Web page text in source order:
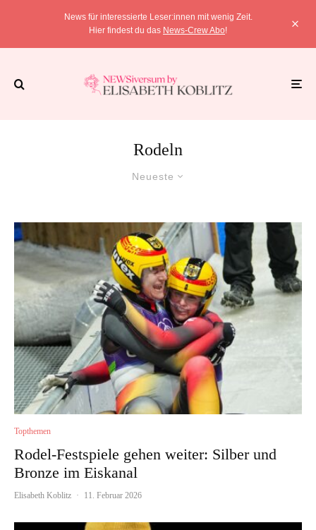
News für interessierte Leser:innen mit wenig Zeit.
Hier findest du das News-Crew Abo!
Rodeln
Neueste
Topthemen
Rodel-Festspiele gehen weiter: Silber und
Bronze im Eiskanal
Elisabeth Koblitz · 11. Februar 2026